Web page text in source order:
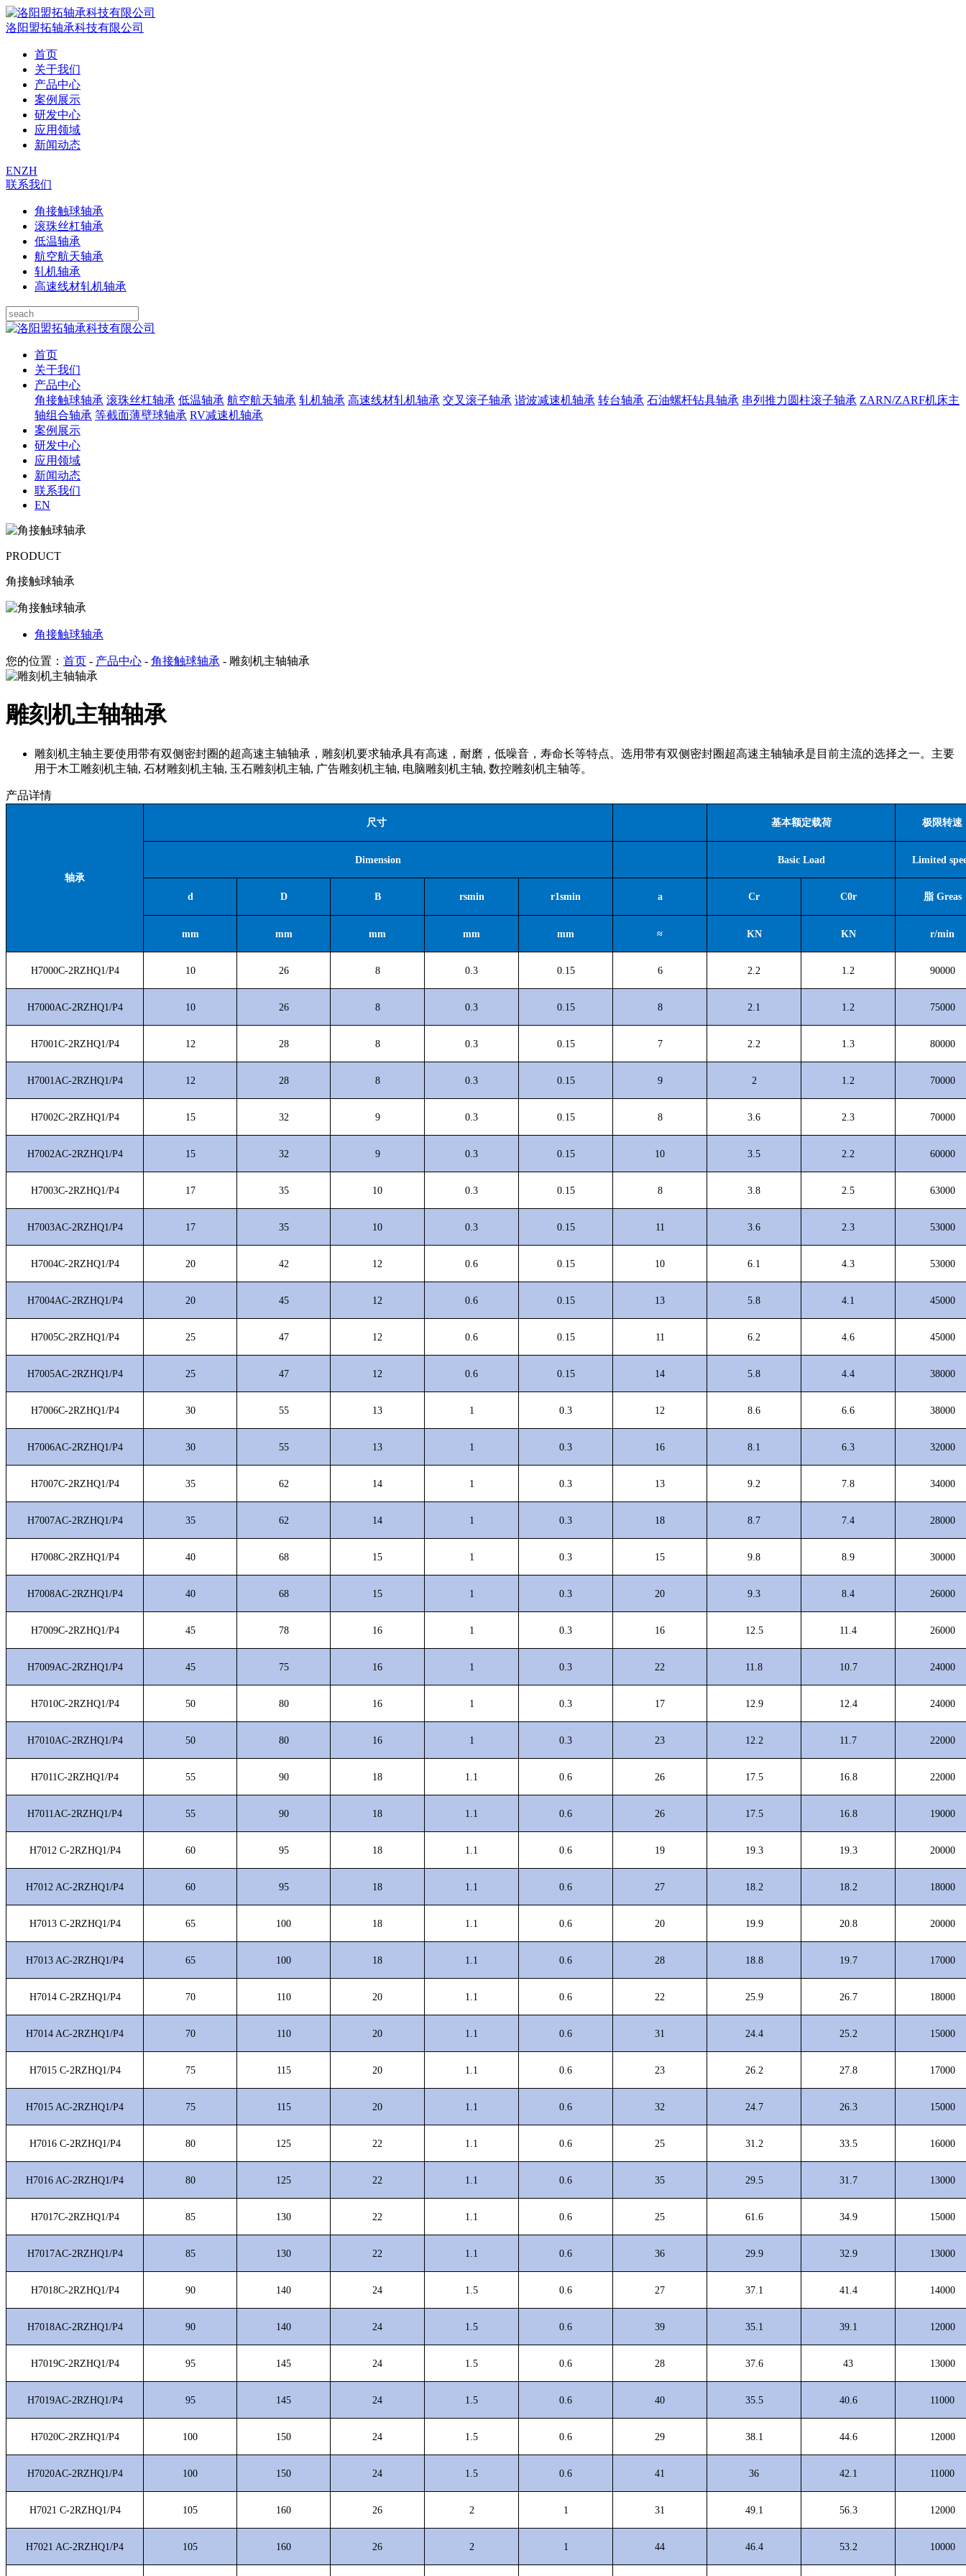
洛阳盟拓轴承科技有限公司
首页
关于我们
产品中心
案例展示
研发中心
应用领域
新闻动态
ENZH
联系我们
角接触球轴承
滚珠丝杠轴承
低温轴承
航空航天轴承
轧机轴承
高速线材轧机轴承
首页
关于我们
产品中心
角接触球轴承 滚珠丝杠轴承 低温轴承 航空航天轴承 轧机轴承 高速线材轧机轴承 交叉滚子轴承 谐波减速机轴承 转台轴承 石油螺杆钻具轴承 串列推力圆柱滚子轴承 ZARN/ZARF机床主
轴组合轴承 等截面薄壁球轴承 RV减速机轴承
案例展示
研发中心
应用领域
新闻动态
联系我们
EN
PRODUCT
角接触球轴承
角接触球轴承
您的位置： 首页 - 产品中心 - 角接触球轴承 - 雕刻机主轴轴承
雕刻机主轴轴承
雕刻机主轴主要使用带有双侧密封圈的超高速主轴轴承，雕刻机要求轴承具有高速，耐磨，低噪音，寿命长等特点。选用带有双侧密封圈超高速主轴轴承是目前主流的选择之一。主要
用于木工雕刻机主轴, 石材雕刻机主轴, 玉石雕刻机主轴, 广告雕刻机主轴, 电脑雕刻机主轴, 数控雕刻机主轴等。
产品详情
轴承
尺寸 基本额定载荷 极限转速
Dimension Basic Load Limited
d D B rsmin r1smin a Cr C0r 脂Greas
mm mm mm mm mm ≈ KN KN r/min
H7000C-2RZHQ1/P4 10 26 8 0.3 0.15 6 2.2 1.2 90000
H7000AC-2RZHQ1/P4 10 26 8 0.3 0.15 8 2.1 1.2 75000
H7001C-2RZHQ1/P4 12 28 8 0.3 0.15 7 2.2 1.3 80000
H7001AC-2RZHQ1/P4 12 28 8 0.3 0.15 9 2 1.2 70000
H7002C-2RZHQ1/P4 15 32 9 0.3 0.15 8 3.6 2.3 70000
H7002AC-2RZHQ1/P4 15 32 9 0.3 0.15 10 3.5 2.2 60000
H7003C-2RZHQ1/P4 17 35 10 0.3 0.15 8 3.8 2.5 63000
H7003AC-2RZHQ1/P4 17 35 10 0.3 0.15 11 3.6 2.3 53000
H7004C-2RZHQ1/P4 20 42 12 0.6 0.15 10 6.1 4.3 53000
H7004AC-2RZHQ1/P4 20 45 12 0.6 0.15 13 5.8 4.1 45000
H7005C-2RZHQ1/P4 25 47 12 0.6 0.15 11 6.2 4.6 45000
H7005AC-2RZHQ1/P4 25 47 12 0.6 0.15 14 5.8 4.4 38000
H7006C-2RZHQ1/P4 30 55 13 1 0.3 12 8.6 6.6 38000
H7006AC-2RZHQ1/P4 30 55 13 1 0.3 16 8.1 6.3 32000
H7007C-2RZHQ1/P4 35 62 14 1 0.3 13 9.2 7.8 34000
H7007AC-2RZHQ1/P4 35 62 14 1 0.3 18 8.7 7.4 28000
H7008C-2RZHQ1/P4 40 68 15 1 0.3 15 9.8 8.9 30000
H7008AC-2RZHQ1/P4 40 68 15 1 0.3 20 9.3 8.4 26000
H7009C-2RZHQ1/P4 45 78 16 1 0.3 16 12.5 11.4 26000
H7009AC-2RZHQ1/P4 45 75 16 1 0.3 22 11.8 10.7 24000
H7010C-2RZHQ1/P4 50 80 16 1 0.3 17 12.9 12.4 24000
H7010AC-2RZHQ1/P4 50 80 16 1 0.3 23 12.2 11.7 22000
H7011C-2RZHQ1/P4 55 90 18 1.1 0.6 26 17.5 16.8 22000
H7011AC-2RZHQ1/P4 55 90 18 1.1 0.6 26 17.5 16.8 19000
H7012 C-2RZHQ1/P4 60 95 18 1.1 0.6 19 19.3 19.3 20000
H7012 AC-2RZHQ1/P4 60 95 18 1.1 0.6 27 18.2 18.2 18000
H7013 C-2RZHQ1/P4 65 100 18 1.1 0.6 20 19.9 20.8 20000
H7013 AC-2RZHQ1/P4 65 100 18 1.1 0.6 28 18.8 19.7 17000
H7014 C-2RZHQ1/P4 70 110 20 1.1 0.6 22 25.9 26.7 18000
H7014 AC-2RZHQ1/P4 70 110 20 1.1 0.6 31 24.4 25.2 15000
H7015 C-2RZHQ1/P4 75 115 20 1.1 0.6 23 26.2 27.8 17000
H7015 AC-2RZHQ1/P4 75 115 20 1.1 0.6 32 24.7 26.3 15000
H7016 C-2RZHQ1/P4 80 125 22 1.1 0.6 25 31.2 33.5 16000
H7016 AC-2RZHQ1/P4 80 125 22 1.1 0.6 35 29.5 31.7 13000
H7017C-2RZHQ1/P4 85 130 22 1.1 0.6 25 61.6 34.9 15000
H7017AC-2RZHQ1/P4 85 130 22 1.1 0.6 36 29.9 32.9 13000
H7018C-2RZHQ1/P4 90 140 24 1.5 0.6 27 37.1 41.4 14000
H7018AC-2RZHQ1/P4 90 140 24 1.5 0.6 39 35.1 39.1 12000
H7019C-2RZHQ1/P4 95 145 24 1.5 0.6 28 37.6 43 13000
H7019AC-2RZHQ1/P4 95 145 24 1.5 0.6 40 35.5 40.6 11000
H7020C-2RZHQ1/P4 100 150 24 1.5 0.6 29 38.1 44.6 12000
H7020AC-2RZHQ1/P4 100 150 24 1.5 0.6 41 36 42.1 11000
H7021 C-2RZHQ1/P4 105 160 26 2 1 31 49.1 56.3 12000
H7021 AC-2RZHQ1/P4 105 160 26 2 1 44 46.4 53.2 10000